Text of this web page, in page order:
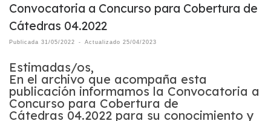
Convocatoria a Concurso para Cobertura de
Cátedras 04.2022
Publicada 31/05/2022 - Actualizado 25/04/2023
Estimadas/os,
En el archivo que acompaña esta
publicación informamos la Convocatoria a
Concurso para Cobertura de
Cátedras 04.2022 para su conocimiento y